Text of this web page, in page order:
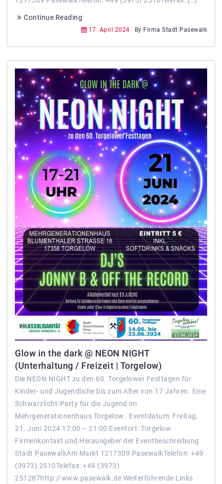
Continue Reading
17. April 2024 By Firma Stadt Pasewalk
Glow in the dark @ NEON NIGHT
(Unterhaltung / Freizeit | Torgelow)
Die NEON NIGHT zu den 60. Torgelower Festtagen für
Kinder- und Jugendliche bis zum Alter von 17 Jahren. Eine
Schwarzlicht-Party für die Jugend im
Mehrgenerationenhaus Torgelow. Eventdatum: Freitag,
21. Juni 2024 17:00 – 21:00 Eventort: Torgelow
Firmenkontakt und Herausgeber der Eventbeschreibung:
Stadt PasewalkAm Markt 1217309 PasewalkTelefon: +49
(3973) 2510Telefax: +49 (3973)
251287http://www.pasewalk.de Weiterführende Links